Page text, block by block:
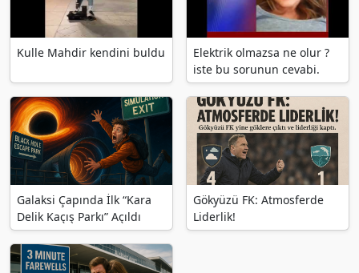
Kulle Mahdir kendini buldu
Elektrik olmazsa ne olur ?
iste bu sorunun cevabi.
Galaksi Çapında İlk “Kara
Delik Kaçış Parkı” Açıldı
Gökyüzü FK: Atmosferde
Liderlik!